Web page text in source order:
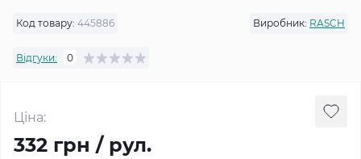
Код товару: 445886 Виробник: RASCH
Відгуки: 0
Ціна:
332 грн / рул.